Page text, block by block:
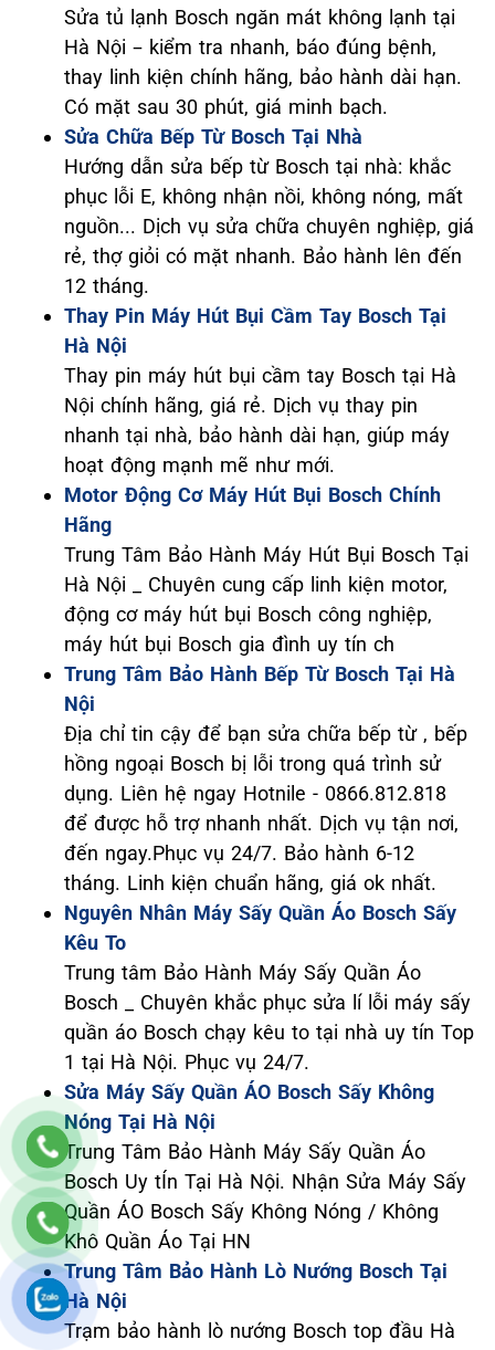
Sửa tủ lạnh Bosch ngăn mát không lạnh tại
Hà Nội – kiểm tra nhanh, báo đúng bệnh,
thay linh kiện chính hãng, bảo hành dài hạn.
Có mặt sau 30 phút, giá minh bạch.
Sửa Chữa Bếp Từ Bosch Tại Nhà
Hướng dẫn sửa bếp từ Bosch tại nhà: khắc
phục lỗi E, không nhận nồi, không nóng, mất
nguồn... Dịch vụ sửa chữa chuyên nghiệp, giá
rẻ, thợ giỏi có mặt nhanh. Bảo hành lên đến
12 tháng.
Thay Pin Máy Hút Bụi Cầm Tay Bosch Tại
Hà Nội
Thay pin máy hút bụi cầm tay Bosch tại Hà
Nội chính hãng, giá rẻ. Dịch vụ thay pin
nhanh tại nhà, bảo hành dài hạn, giúp máy
hoạt động mạnh mẽ như mới.
Motor Động Cơ Máy Hút Bụi Bosch Chính
Hãng
Trung Tâm Bảo Hành Máy Hút Bụi Bosch Tại
Hà Nội _ Chuyên cung cấp linh kiện motor,
động cơ máy hút bụi Bosch công nghiệp,
máy hút bụi Bosch gia đình uy tín ch
Trung Tâm Bảo Hành Bếp Từ Bosch Tại Hà
Nội
Địa chỉ tin cậy để bạn sửa chữa bếp từ , bếp
hồng ngoại Bosch bị lỗi trong quá trình sử
dụng. Liên hệ ngay Hotnile - 0866.812.818
để được hỗ trợ nhanh nhất. Dịch vụ tận nơi,
đến ngay.Phục vụ 24/7. Bảo hành 6-12
tháng. Linh kiện chuẩn hãng, giá ok nhất.
Nguyên Nhân Máy Sấy Quần Áo Bosch Sấy
Kêu To
Trung tâm Bảo Hành Máy Sấy Quần Áo
Bosch _ Chuyên khắc phục sửa lí lỗi máy sấy
quần áo Bosch chạy kêu to tại nhà uy tín Top
1 tại Hà Nội. Phục vụ 24/7.
Sửa Máy Sấy Quần ÁO Bosch Sấy Không
Nóng Tại Hà Nội
Trung Tâm Bảo Hành Máy Sấy Quần Áo
Bosch Uy tÍn Tại Hà Nội. Nhận Sửa Máy Sấy
Quần ÁO Bosch Sấy Không Nóng / Không
Khô Quần Áo Tại HN
Trung Tâm Bảo Hành Lò Nướng Bosch Tại
Hà Nội
Trạm bảo hành lò nướng Bosch top đầu Hà